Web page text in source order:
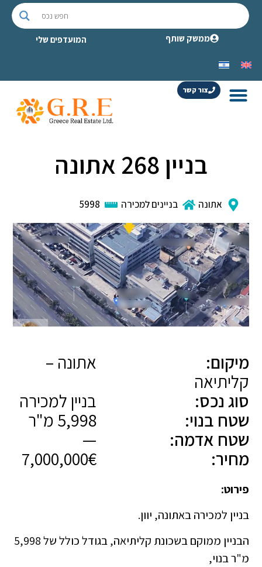
ממשק שותף המועדפים שלי
צור קשר
בניין 268 אתונה
אתונה בניינים למכירה 5998
מיקום:
אתונה –
קליתיאה
סוג נכס:
בניין למכירה
שטח בנוי:
5,998 מ"ר
שטח אדמה:
—
מחיר:
7,000,000€
פירוט:
בניין למכירה באתונה, יוון.
הבניין ממוקם בשכונת קליתיאה, בגודל כולל של 5,998
מ"ר בנוי,